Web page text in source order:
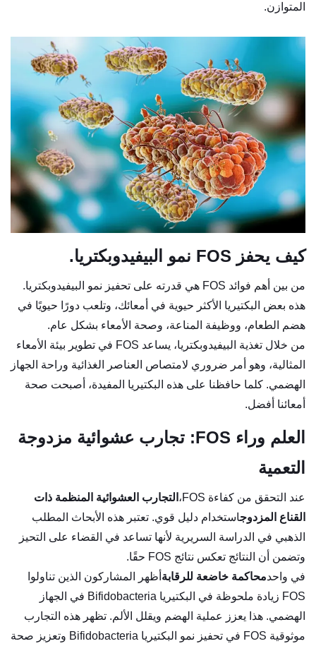
المتوازن.
كيف يحفز FOS نمو البيفيدوبكتريا.
من بين أهم فوائد FOS هي قدرته على تحفيز نمو البيفيدوبكتريا.
هذه بعض البكتيريا الأكثر حيوية في أمعائك، وتلعب دورًا حيويًا في
هضم الطعام، ووظيفة المناعة، وصحة الأمعاء بشكل عام.
من خلال تغذية البيفيدوبكتريا، يساعد FOS في تطوير بيئة الأمعاء
المثالية، وهو أمر ضروري لامتصاص العناصر الغذائية وراحة الجهاز
الهضمي. كلما حافظنا على هذه البكتيريا المفيدة، أصبحت صحة
أمعائنا أفضل.
العلم وراء FOS: تجارب عشوائية مزدوجة
التعمية
عند التحقق من كفاءة FOS،
التجارب العشوائية المنظمة ذات
القناع المزدوجاستخدام دليل قوي. تعتبر هذه الأبحاث المطلب
الذهبي في الدراسة السريرية لأنها تساعد في القضاء على التحيز
وتضمن أن النتائج تعكس نتائج FOS حقًا.
في واحدمحاكمة خاضعة للرقابة أظهر المشاركون الذين تناولوا
FOS زيادة ملحوظة في البكتيريا Bifidobacteria في الجهاز
الهضمي. هذا يعزز عملية الهضم ويقلل الألم. تظهر هذه التجارب
موثوقية FOS في تحفيز نمو البكتيريا Bifidobacteria وتعزيز صحة